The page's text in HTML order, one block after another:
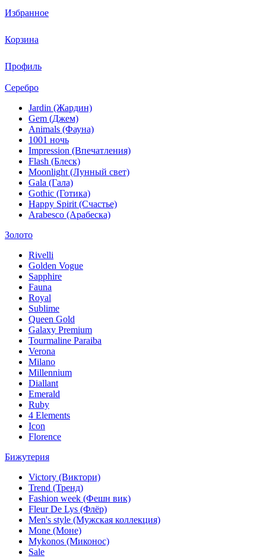
Избранное
Корзина
Профиль
Серебро
Jardin (Жардин)
Gem (Джем)
Animals (Фауна)
1001 ночь
Impression (Впечатления)
Flash (Блеск)
Moonlight (Лунный свет)
Gala (Гала)
Gothic (Готика)
Happy Spirit (Счастье)
Arabesco (Арабеска)
Золото
Rivelli
Golden Vogue
Sapphire
Fauna
Royal
Sublime
Queen Gold
Galaxy Premium
Tourmaline Paraiba
Verona
Milano
Millennium
Diallant
Emerald
Ruby
4 Elements
Icon
Florence
Бижутерия
Victory (Виктори)
Trend (Тренд)
Fashion week (Фешн вик)
Fleur De Lys (Флёр)
Men's style (Мужская коллекция)
Mone (Моне)
Mykonos (Миконос)
Sale